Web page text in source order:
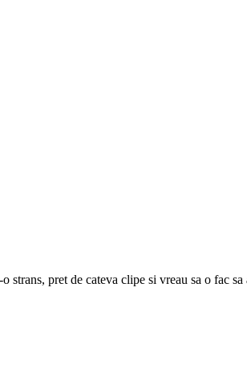
pret de cateva clipe si vreau sa o fac